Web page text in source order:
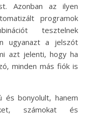
Azonban az ilyen
programok
tesztelnek
ugyanazt a jelszót
azt jelenti, hogy ha
minden más fiók is
és bonyolult, hanem
számokat és